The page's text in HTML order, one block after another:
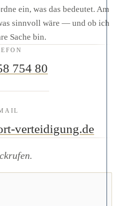
ein, was das bedeutet. Am
sinnvoll wäre — und ob ich
Sache bin.
754 80
verteidigung.de